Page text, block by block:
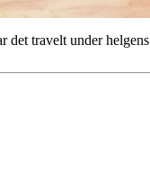
det travelt under helgens